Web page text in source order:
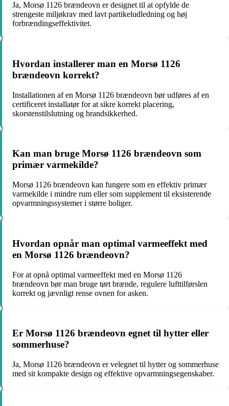
Ja, Morsø 1126 brændeovn er designet til at opfylde de
strengeste miljøkrav med lavt partikeludledning og høj
forbrændingseffektivitet.
Hvordan installerer man en Morsø 1126
brændeovn korrekt?
Installationen af en Morsø 1126 brændeovn bør udføres af en
certificeret installatør for at sikre korrekt placering,
skorstenstilslutning og brandsikkerhed.
Kan man bruge Morsø 1126 brændeovn som
primær varmekilde?
Morsø 1126 brændeovn kan fungere som en effektiv primær
varmekilde i mindre rum eller som supplement til eksisterende
opvarmningssystemer i større boliger.
Hvordan opnår man optimal varmeeffekt med
en Morsø 1126 brændeovn?
For at opnå optimal varmeeffekt med en Morsø 1126
brændeovn bør man bruge tørt brænde, regulere lufttilførslen
korrekt og jævnligt rense ovnen for asken.
Er Morsø 1126 brændeovn egnet til hytter eller
sommerhuse?
Ja, Morsø 1126 brændeovn er velegnet til hytter og sommerhuse
med sit kompakte design og effektive opvarmningsegenskaber.